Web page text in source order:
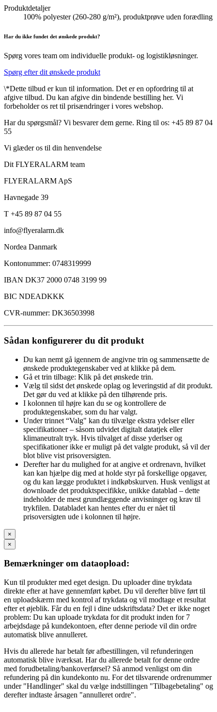
Produktdetaljer
100% polyester (260-280 g/m²), produktprøve uden forædling
Har du ikke fundet det ønskede produkt?
Spørg vores team om individuelle produkt- og logistikløsninger.
Spørg efter dit ønskede produkt
\*Dette tilbud er kun til information. Det er en opfordring til at
afgive tilbud. Du kan afgive din bindende bestilling her. Vi
forbeholder os ret til prisændringer i vores webshop.
Har du spørgsmål? Vi besvarer dem gerne. Ring til os: +45 89 87 04
55
Vi glæder os til din henvendelse
Dit FLYERALARM team
FLYERALARM ApS
Havnegade 39
T +45 89 87 04 55
info@flyeralarm.dk
Nordea Danmark
Kontonummer: 0748319999
IBAN DK37 2000 0748 3199 99
BIC NDEADKKK
CVR-nummer: DK36503998
Sådan konfigurerer du dit produkt
Du kan nemt gå igennem de angivne trin og sammensætte de
ønskede produktegenskaber ved at klikke på dem.
Gå et trin tilbage: Klik på det ønskede trin.
Vælg til sidst det ønskede oplag og leveringstid af dit produkt.
Det gør du ved at klikke på den tilhørende pris.
I kolonnen til højre kan du se og kontrollere de
produktegenskaber, som du har valgt.
Under trinnet “Valg" kan du tilvælge ekstra ydelser eller
specifikationer – såsom udvidet digitalt datatjek eller
klimaneutralt tryk. Hvis tilvalget af disse yderlser og
specifikationer ikke er muligt på det valgte produkt, så vil der
blot blive vist prisoversigten.
Derefter har du mulighed for at angive et ordrenavn, hvilket
kan kan hjælpe dig med at holde styr på forskellige opgaver,
og du kan lægge produktet i indkøbskurven. Husk venligst at
downloade det produktspecifikke, unikke datablad – dette
indeholder de mest grundlæggende anvisninger og krav til
trykfilen. Databladet kan hentes efter du er nået til
prisoversigten ude i kolonnen til højre.
×
×
Bemærkninger om dataopload:
Kun til produkter med eget design. Du uploader dine trykdata
direkte efter at have gennemført købet. Du vil derefter blive ført til
en uploadskærm med kontrol af trykdata og vil modtage et resultat
efter et øjeblik. Får du en fejl i dine udskriftsdata? Det er ikke noget
problem: Du kan uploade trykdata for dit produkt inden for 7
arbejdsdage på kundekontoen, efter denne periode vil din ordre
automatisk blive annulleret.
Hvis du allerede har betalt før afbestillingen, vil refunderingen
automatisk blive iværksat. Har du allerede betalt for denne ordre
med forudbetaling/bankoverførsel? Så anmod venligst om din
refundering på din kundekonto nu. For det tilsvarende ordrenummer
under "Handlinger" skal du vælge indstillingen "Tilbagebetaling" og
derefter indtaste årsagen "annulleret ordre".